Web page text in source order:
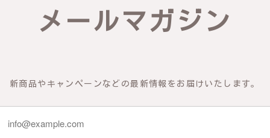
着した商品を確認したところ、写真で得られるイメージを上回った
た、機会があれば利用したいです。
メールマガジン
新商品やキャンペーンなどの最新情報をお届けいたします。